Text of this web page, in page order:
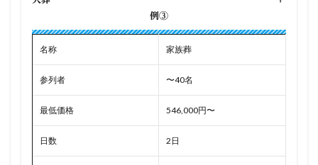
例③
名称 家族葬
参列者 〜40名
最低価格 546,000円〜
日数 2日